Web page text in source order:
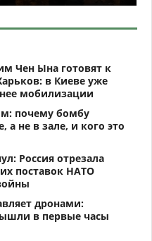
Чен Ына готовят к
в Киеве уже
мобилизации
почему бомбу
а не в зале, и кого это
Россия отрезала
поставок НАТО
дронами:
в первые часы